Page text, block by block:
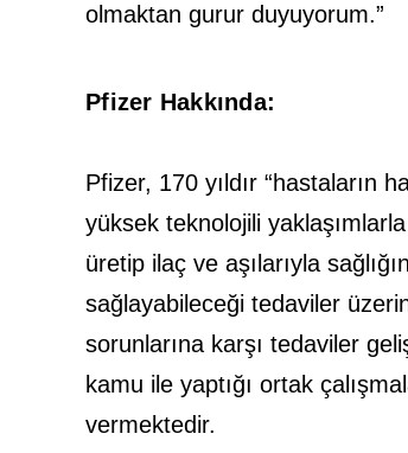
olmaktan gurur duyuyorum.”
Pfizer Hakkında:
Pfizer, 170 yıldır “hastaların
yüksek teknolojili
üretip ilaç ve aşılarıyla
sağlayabileceği tedaviler
sorunlarına karşı tedaviler
kamu ile yaptığı ortak
vermektedir.